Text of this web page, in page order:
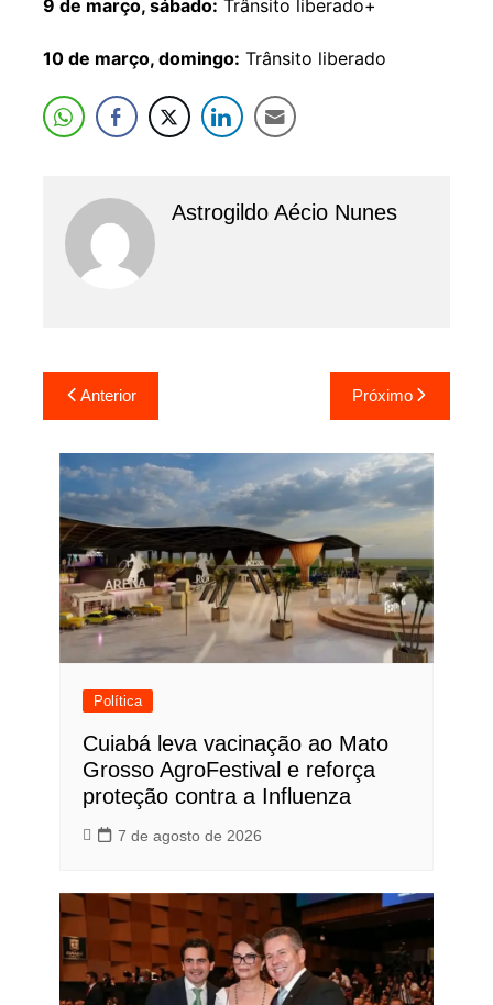
9 de março, sábado: Trânsito liberado+
10 de março, domingo: Trânsito liberado
Astrogildo Aécio Nunes
Navegação
de
Post
Anterior Próximo
Política
Cuiabá leva vacinação ao Mato
Grosso AgroFestival e reforça
proteção contra a Influenza
7 de agosto de 2026